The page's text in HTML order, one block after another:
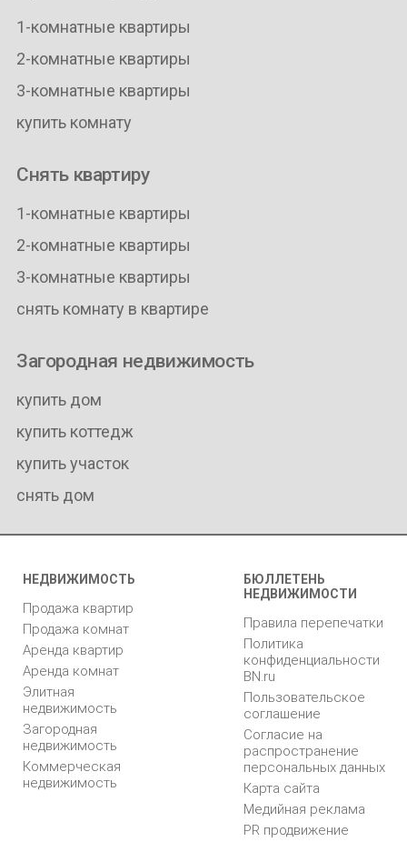
1-комнатные квартиры
2-комнатные квартиры
3-комнатные квартиры
купить комнату
Снять квартиру
1-комнатные квартиры
2-комнатные квартиры
3-комнатные квартиры
снять комнату в квартире
Загородная недвижимость
купить дом
купить коттедж
купить участок
снять дом
НЕДВИЖИМОСТЬ
Продажа квартир
Продажа комнат
Аренда квартир
Аренда комнат
Элитная
недвижимость
Загородная
недвижимость
Коммерческая
недвижимость
БЮЛЛЕТЕНЬ
НЕДВИЖИМОСТИ
Правила перепечатки
Политика
конфиденциальности
BN.ru
Пользовательское
соглашение
Согласие на
распространение
персональных данных
Карта сайта
Медийная реклама
PR продвижение